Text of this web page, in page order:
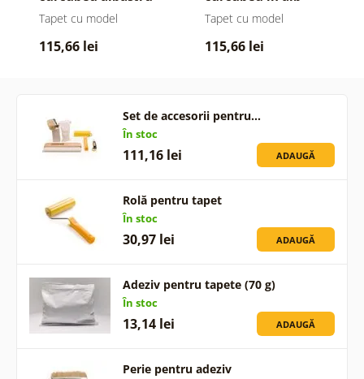
Mid-Century
Tapet cu model
115,66 lei
negru Mid-Century
Tapet cu model
115,66 lei
Set de accesorii pentru…
În stoc
111,16 lei ADAUGĂ
Rolă pentru tapet
În stoc
30,97 lei ADAUGĂ
Adeziv pentru tapete (70 g)
În stoc
13,14 lei ADAUGĂ
Perie pentru adeziv